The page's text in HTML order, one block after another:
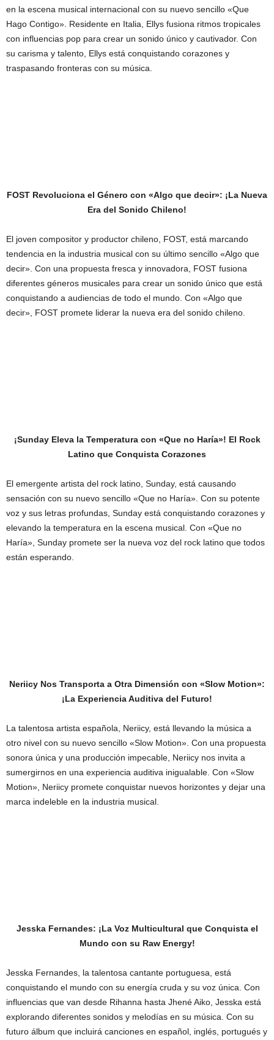
en la escena musical internacional con su nuevo sencillo «Que
Hago Contigo». Residente en Italia, Ellys fusiona ritmos tropicales
con influencias pop para crear un sonido único y cautivador. Con
su carisma y talento, Ellys está conquistando corazones y
traspasando fronteras con su música.
FOST Revoluciona el Género con «Algo que decir»: ¡La Nueva
Era del Sonido Chileno!
El joven compositor y productor chileno, FOST, está marcando
tendencia en la industria musical con su último sencillo «Algo que
decir». Con una propuesta fresca y innovadora, FOST fusiona
diferentes géneros musicales para crear un sonido único que está
conquistando a audiencias de todo el mundo. Con «Algo que
decir», FOST promete liderar la nueva era del sonido chileno.
¡Sunday Eleva la Temperatura con «Que no Haría»! El Rock
Latino que Conquista Corazones
El emergente artista del rock latino, Sunday, está causando
sensación con su nuevo sencillo «Que no Haría». Con su potente
voz y sus letras profundas, Sunday está conquistando corazones y
elevando la temperatura en la escena musical. Con «Que no
Haría», Sunday promete ser la nueva voz del rock latino que todos
están esperando.
Neriicy Nos Transporta a Otra Dimensión con «Slow Motion»:
¡La Experiencia Auditiva del Futuro!
La talentosa artista española, Neriicy, está llevando la música a
otro nivel con su nuevo sencillo «Slow Motion». Con una propuesta
sonora única y una producción impecable, Neriicy nos invita a
sumergirnos en una experiencia auditiva inigualable. Con «Slow
Motion», Neriicy promete conquistar nuevos horizontes y dejar una
marca indeleble en la industria musical.
Jesska Fernandes: ¡La Voz Multicultural que Conquista el
Mundo con su Raw Energy!
Jesska Fernandes, la talentosa cantante portuguesa, está
conquistando el mundo con su energía cruda y su voz única. Con
influencias que van desde Rihanna hasta Jhené Aiko, Jesska está
explorando diferentes sonidos y melodías en su música. Con su
futuro álbum que incluirá canciones en español, inglés, portugués y